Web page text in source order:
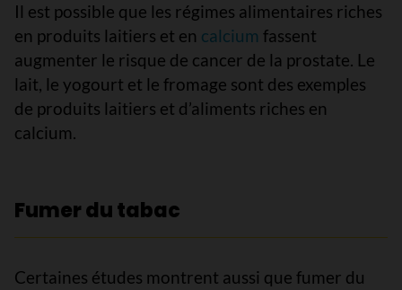
Il est possible que les régimes alimentaires riches
en produits laitiers et en calcium fassent
augmenter le risque de cancer de la prostate. Le
lait, le yogourt et le fromage sont des exemples
de produits laitiers et d’aliments riches en
calcium.
Fumer du tabac
Certaines études montrent aussi que fumer du